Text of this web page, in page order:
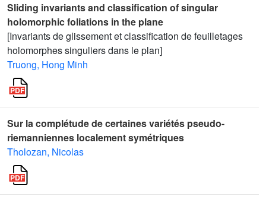
Sliding invariants and classification of singular
holomorphic foliations in the plane
[Invariants de glissement et classification de feuilletages
holomorphes singuliers dans le plan]
Truong, Hong Minh
Sur la complétude de certaines variétés pseudo-
riemanniennes localement symétriques
Tholozan, Nicolas